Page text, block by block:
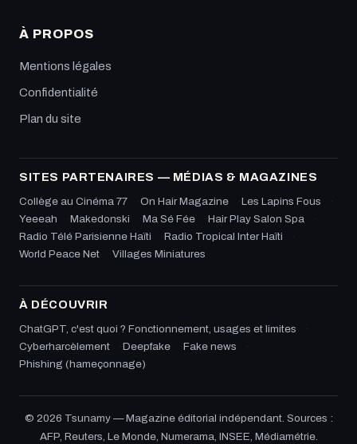
À PROPOS
Mentions légales
Confidentialité
Plan du site
SITES PARTENAIRES — MÉDIAS & MAGAZINES
Collège au Cinéma 77 On Hair Magazine
Les Lapins Fous
Yeeeah
Makedonski Ma Sé Fée
Hair Play Salon Spa
Radio Télé Parisienne Haïti
Radio Tropical Inter Haïti
World Peace Net
Villages Miniatures
À DÉCOUVRIR
ChatGPT, c'est quoi ? Fonctionnement, usages et limites
Cyberharcèlement
Deepfake
Fake news
Phishing (hameçonnage)
© 2026 Tsunamy — Magazine éditorial indépendant. Sources :
AFP, Reuters, Le Monde, Numerama, INSEE, Médiamétrie.